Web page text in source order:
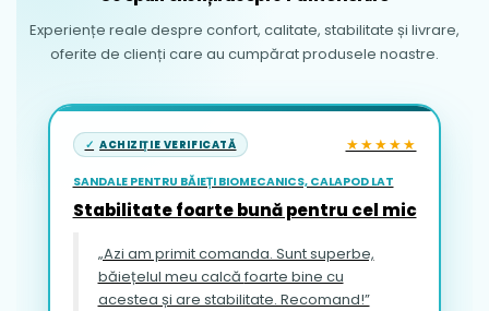
Experiențe reale despre confort, calitate, stabilitate și livrare,
oferite de clienți care au cumpărat produsele noastre.
ACHIZIȚIE VERIFICATĂ ★★★★★
SANDALE PENTRU BĂIEȚI BIOMECANICS, CALAPOD LAT
Stabilitate foarte bună pentru cel mic
„Azi am primit comanda. Sunt superbe,
băiețelul meu calcă foarte bine cu
acestea și are stabilitate. Recomand!”